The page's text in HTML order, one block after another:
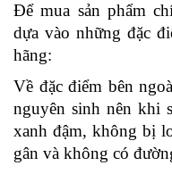
Để mua sản phẩm
dựa vào những đặc
hãng:
Về đặc điểm bên
nguyên sinh nên khi
xanh đậm, không bị
gân và không có